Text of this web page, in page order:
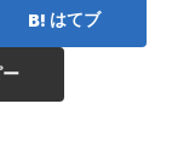
はてブ